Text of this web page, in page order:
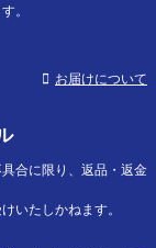
。
お届けについて
合に限り、返品・返金
いたしかねます。